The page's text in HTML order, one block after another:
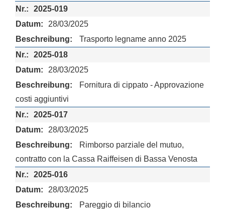
2025-019
28/03/2025
Trasporto legname anno 2025
2025-018
28/03/2025
Fornitura di cippato - Approvazione
costi aggiuntivi
2025-017
28/03/2025
Rimborso parziale del mutuo,
contratto con la Cassa Raiffeisen di Bassa Venosta
2025-016
28/03/2025
Pareggio di bilancio